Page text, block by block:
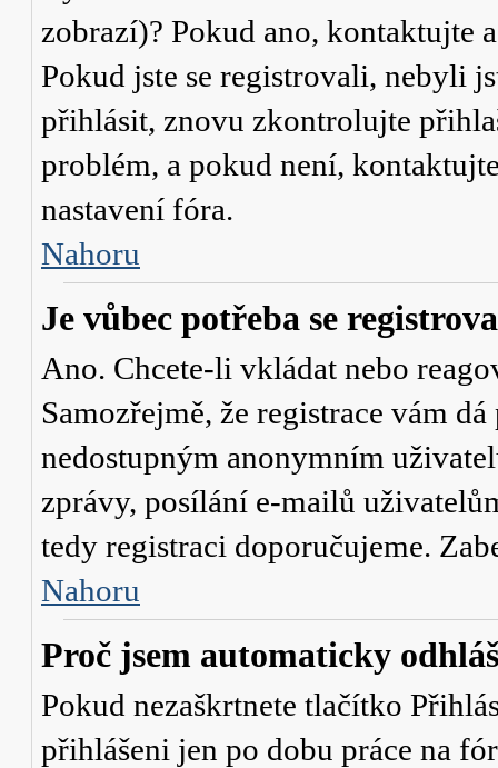
zobrazí)? Pokud ano, kontaktujte
Pokud jste se registrovali, nebyli
přihlásit, znovu zkontrolujte
problém, a pokud není,
nastavení fóra.
Nahoru
Je vůbec potřeba se
Ano. Chcete-li vkládat nebo
Samozřejmě, že registrace vám
nedostupným anonymním
zprávy, posílání e-mailů
tedy registraci doporučujeme.
Nahoru
Proč jsem automaticky
Pokud nezaškrtnete tlačítko
přihlášeni jen po dobu práce na